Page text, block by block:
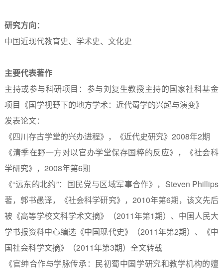
研究方向：
中国近现代教育史、学术史、文化史
主要代表著作
主持或参与科研项目：参与刘复生教授主持的国家社科基金
项目 《国学视野下的地方学术：近代蜀学的兴起与演变》
发表论文：
《四川存古学堂的兴办进程》，《近代史研究》2008年2期
《清季在野一方对以官办学堂保存国粹的反应》，《社会科
学研究》，2008年第6期
《“远东的北约”：国民党与区域军事合作》，Steven Phillips
著，郭书愚译，《社会科学研究》，2010年第6期，该文先后
被《高等学校文科学术文摘》（2011年第1期）、中国人民大
学书报资料中心编选《中国现代史》（2011年第2期）、《中
国社会科学文摘》（2011年第3期）全文转载
《官绅合作与学脉传承：民初蜀中国学研究和教学机构的嬗